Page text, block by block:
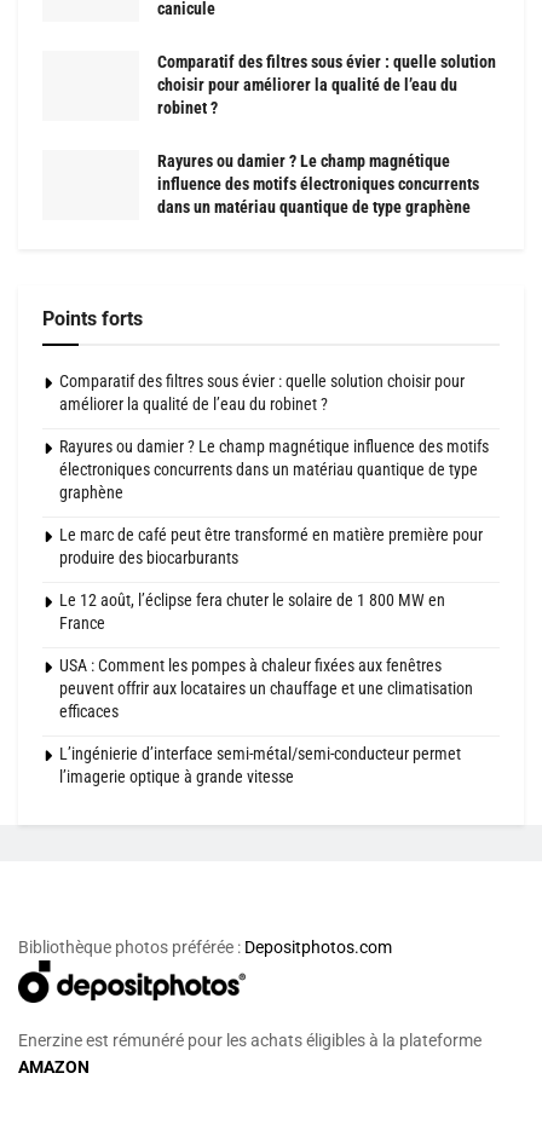
canicule
Comparatif des filtres sous évier : quelle solution
choisir pour améliorer la qualité de l’eau du
robinet ?
Rayures ou damier ? Le champ magnétique
influence des motifs électroniques concurrents
dans un matériau quantique de type graphène
Points forts
Comparatif des filtres sous évier : quelle solution choisir pour
améliorer la qualité de l’eau du robinet ?
Rayures ou damier ? Le champ magnétique influence des motifs
électroniques concurrents dans un matériau quantique de type
graphène
Le marc de café peut être transformé en matière première pour
produire des biocarburants
Le 12 août, l’éclipse fera chuter le solaire de 1 800 MW en
France
USA : Comment les pompes à chaleur fixées aux fenêtres
peuvent offrir aux locataires un chauffage et une climatisation
efficaces
L’ingénierie d’interface semi-métal/semi-conducteur permet
l’imagerie optique à grande vitesse
Bibliothèque photos préférée : Depositphotos.com
Enerzine est rémunéré pour les achats éligibles à la plateforme
AMAZON